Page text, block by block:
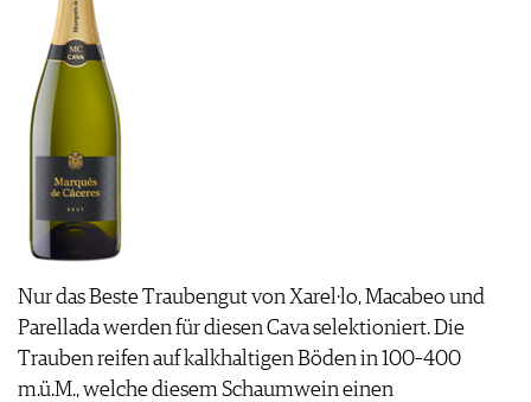
Nur das Beste Traubengut von Xarel·lo, Macabeo und
Parellada werden für diesen Cava selektioniert. Die
Trauben reifen auf kalkhaltigen Böden in 100–400
m.ü.M., welche diesem Schaumwein einen